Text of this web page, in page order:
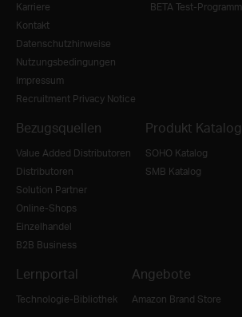
Karriere
Kontakt
Datenschutzhinweise
Nutzungsbedingungen
Impressum
Recruitment Privacy Notice
BETA Test-Programm
Bezugsquellen
Value Added Distributoren
Distributoren
Solution Partner
Online-Shops
Einzelhandel
B2B Business
Produkt Katalog
SOHO Katalog
SMB Katalog
Lernportal
Technologie-Bibliothek
Angebote
Amazon Brand Store